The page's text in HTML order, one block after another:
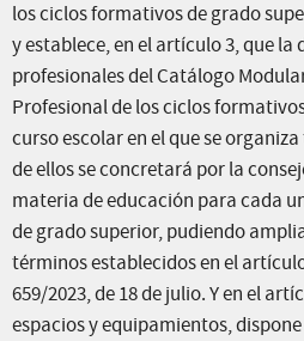
los ciclos formativos de grado
y establece, en el artículo 3, que
profesionales del Catálogo
Profesional de los ciclos
curso escolar en el que se
de ellos se concretará por la
materia de educación para cada
de grado superior, pudiendo
términos establecidos en el
659/2023, de 18 de julio. Y en el
espacios y equipamientos,